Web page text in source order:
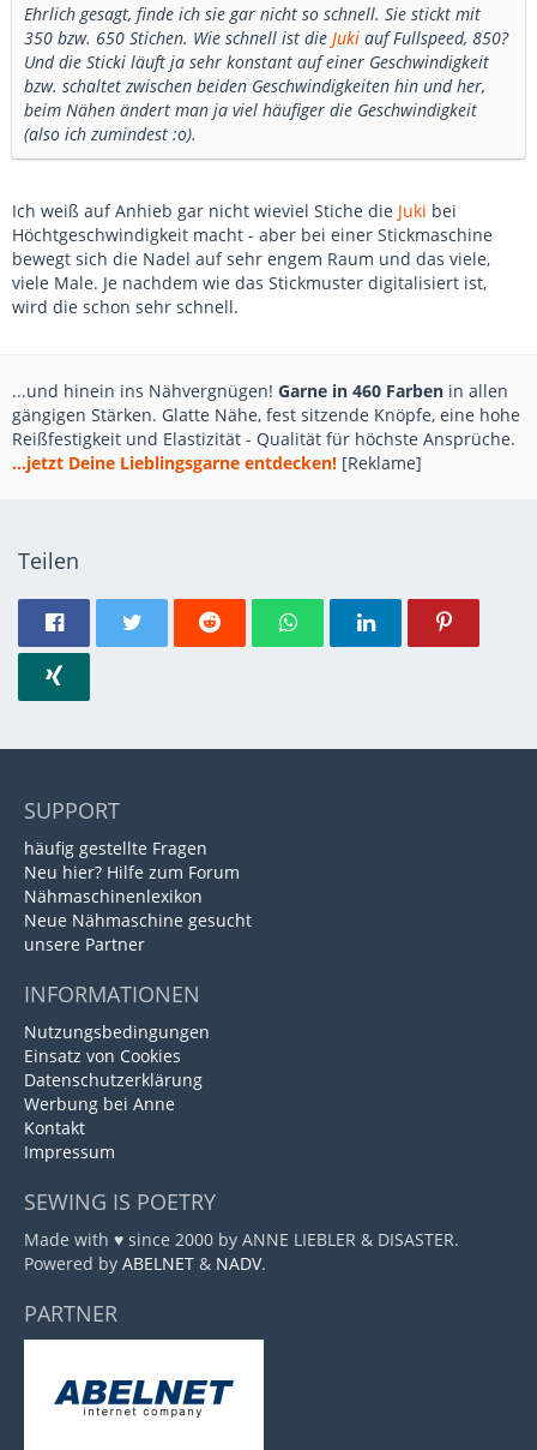
Ehrlich gesagt, finde ich sie gar nicht so schnell. Sie stickt mit
350 bzw. 650 Stichen. Wie schnell ist die Juki auf Fullspeed, 850?
Und die Sticki läuft ja sehr konstant auf einer Geschwindigkeit
bzw. schaltet zwischen beiden Geschwindigkeiten hin und her,
beim Nähen ändert man ja viel häufiger die Geschwindigkeit
(also ich zumindest :o).
Ich weiß auf Anhieb gar nicht wieviel Stiche die Juki bei
Höchtgeschwindigkeit macht - aber bei einer Stickmaschine
bewegt sich die Nadel auf sehr engem Raum und das viele,
viele Male. Je nachdem wie das Stickmuster digitalisiert ist,
wird die schon sehr schnell.
...und hinein ins Nähvergnügen! Garne in 460 Farben in allen
gängigen Stärken. Glatte Nähe, fest sitzende Knöpfe, eine hohe
Reißfestigkeit und Elastizität - Qualität für höchste Ansprüche.
...jetzt Deine Lieblingsgarne entdecken! [Reklame]
Teilen
SUPPORT
häufig gestellte Fragen
Neu hier? Hilfe zum Forum
Nähmaschinenlexikon
Neue Nähmaschine gesucht
unsere Partner
INFORMATIONEN
Nutzungsbedingungen
Einsatz von Cookies
Datenschutzerklärung
Werbung bei Anne
Kontakt
Impressum
SEWING IS POETRY
Made with ♥ since 2000 by ANNE LIEBLER & DISASTER.
Powered by ABELNET & NADV.
PARTNER